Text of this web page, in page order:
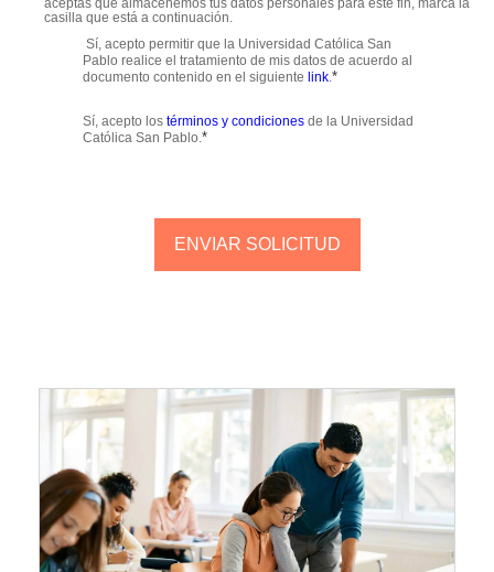
casilla que está a continuación.
Sí, acepto permitir que la Universidad Católica San
Pablo realice el tratamiento de mis datos de acuerdo al
documento contenido en el siguiente link. *
Sí, acepto los términos y condicionesde la Universidad
Católica San Pablo. *